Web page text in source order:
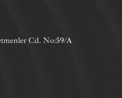
Cd. No:59/A